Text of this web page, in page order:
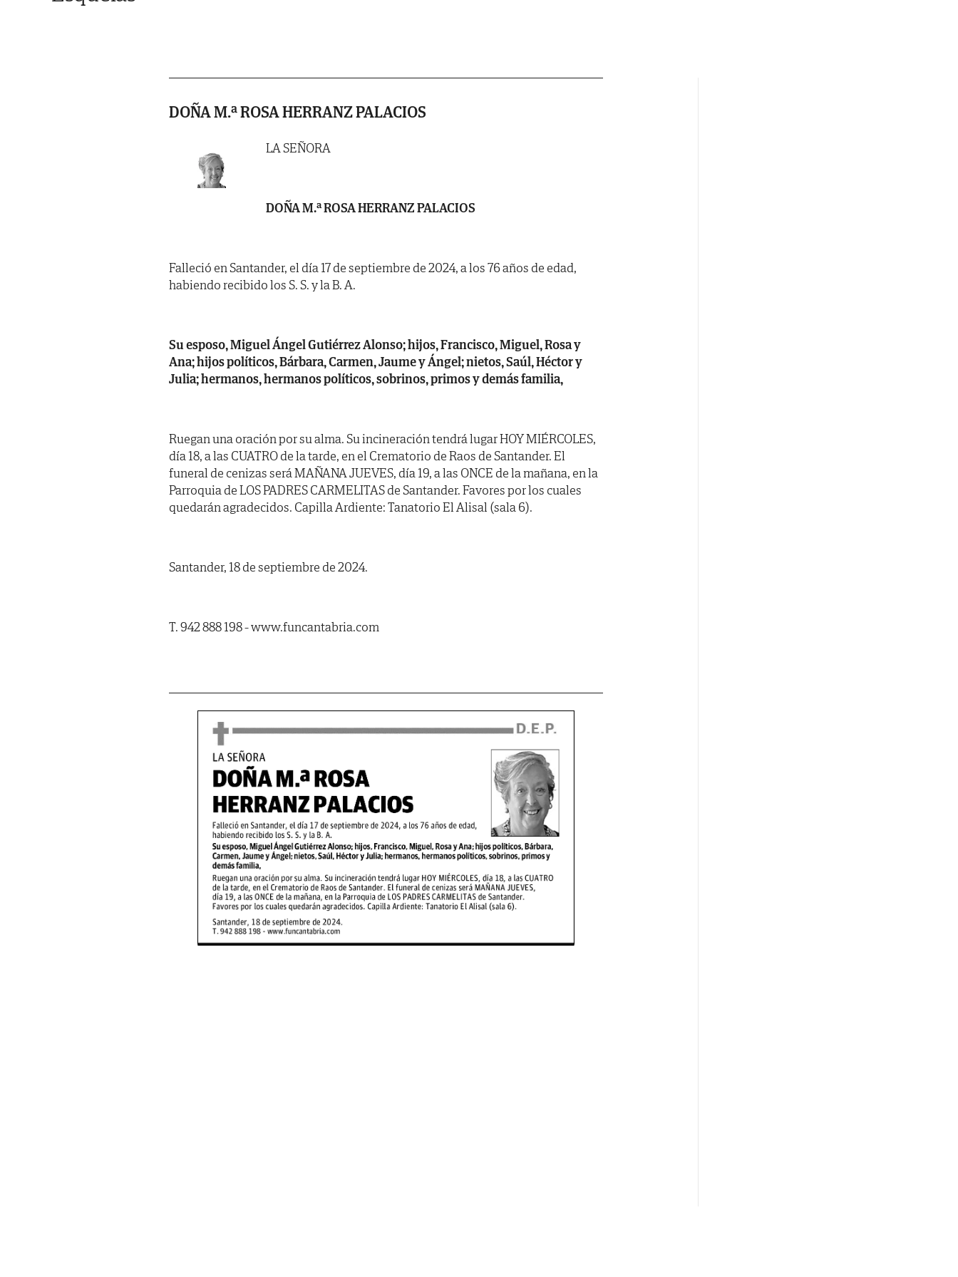
DOÑA M.ª ROSA HERRANZ PALACIOS
LA SEÑORA
DOÑA M.ª ROSA HERRANZ PALACIOS
Falleció en Santander, el día 17 de septiembre de 2024, a los 76 años de edad,
habiendo recibido los S. S. y la B. A.
Su esposo, Miguel Ángel Gutiérrez Alonso; hijos, Francisco, Miguel, Rosa y
Ana; hijos políticos, Bárbara, Carmen, Jaume y Ángel; nietos, Saúl, Héctor y
Julia; hermanos, hermanos políticos, sobrinos, primos y demás familia,
Ruegan una oración por su alma. Su incineración tendrá lugar HOY MIÉRCOLES,
día 18, a las CUATRO de la tarde, en el Crematorio de Raos de Santander. El
funeral de cenizas será MAÑANA JUEVES, día 19, a las ONCE de la mañana, en la
Parroquia de LOS PADRES CARMELITAS de Santander. Favores por los cuales
quedarán agradecidos. Capilla Ardiente: Tanatorio El Alisal (sala 6).
Santander, 18 de septiembre de 2024.
T. 942 888 198 - www.funcantabria.com